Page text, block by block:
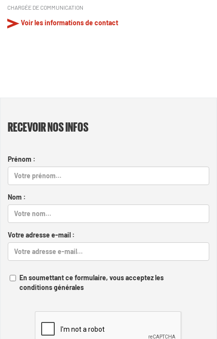
CHARGÉE DE COMMUNICATION
Voir les informations de contact
RECEVOIR NOS INFOS
Prénom :
Nom :
Votre adresse e-mail :
En soumettant ce formulaire, vous acceptez les
conditions générales